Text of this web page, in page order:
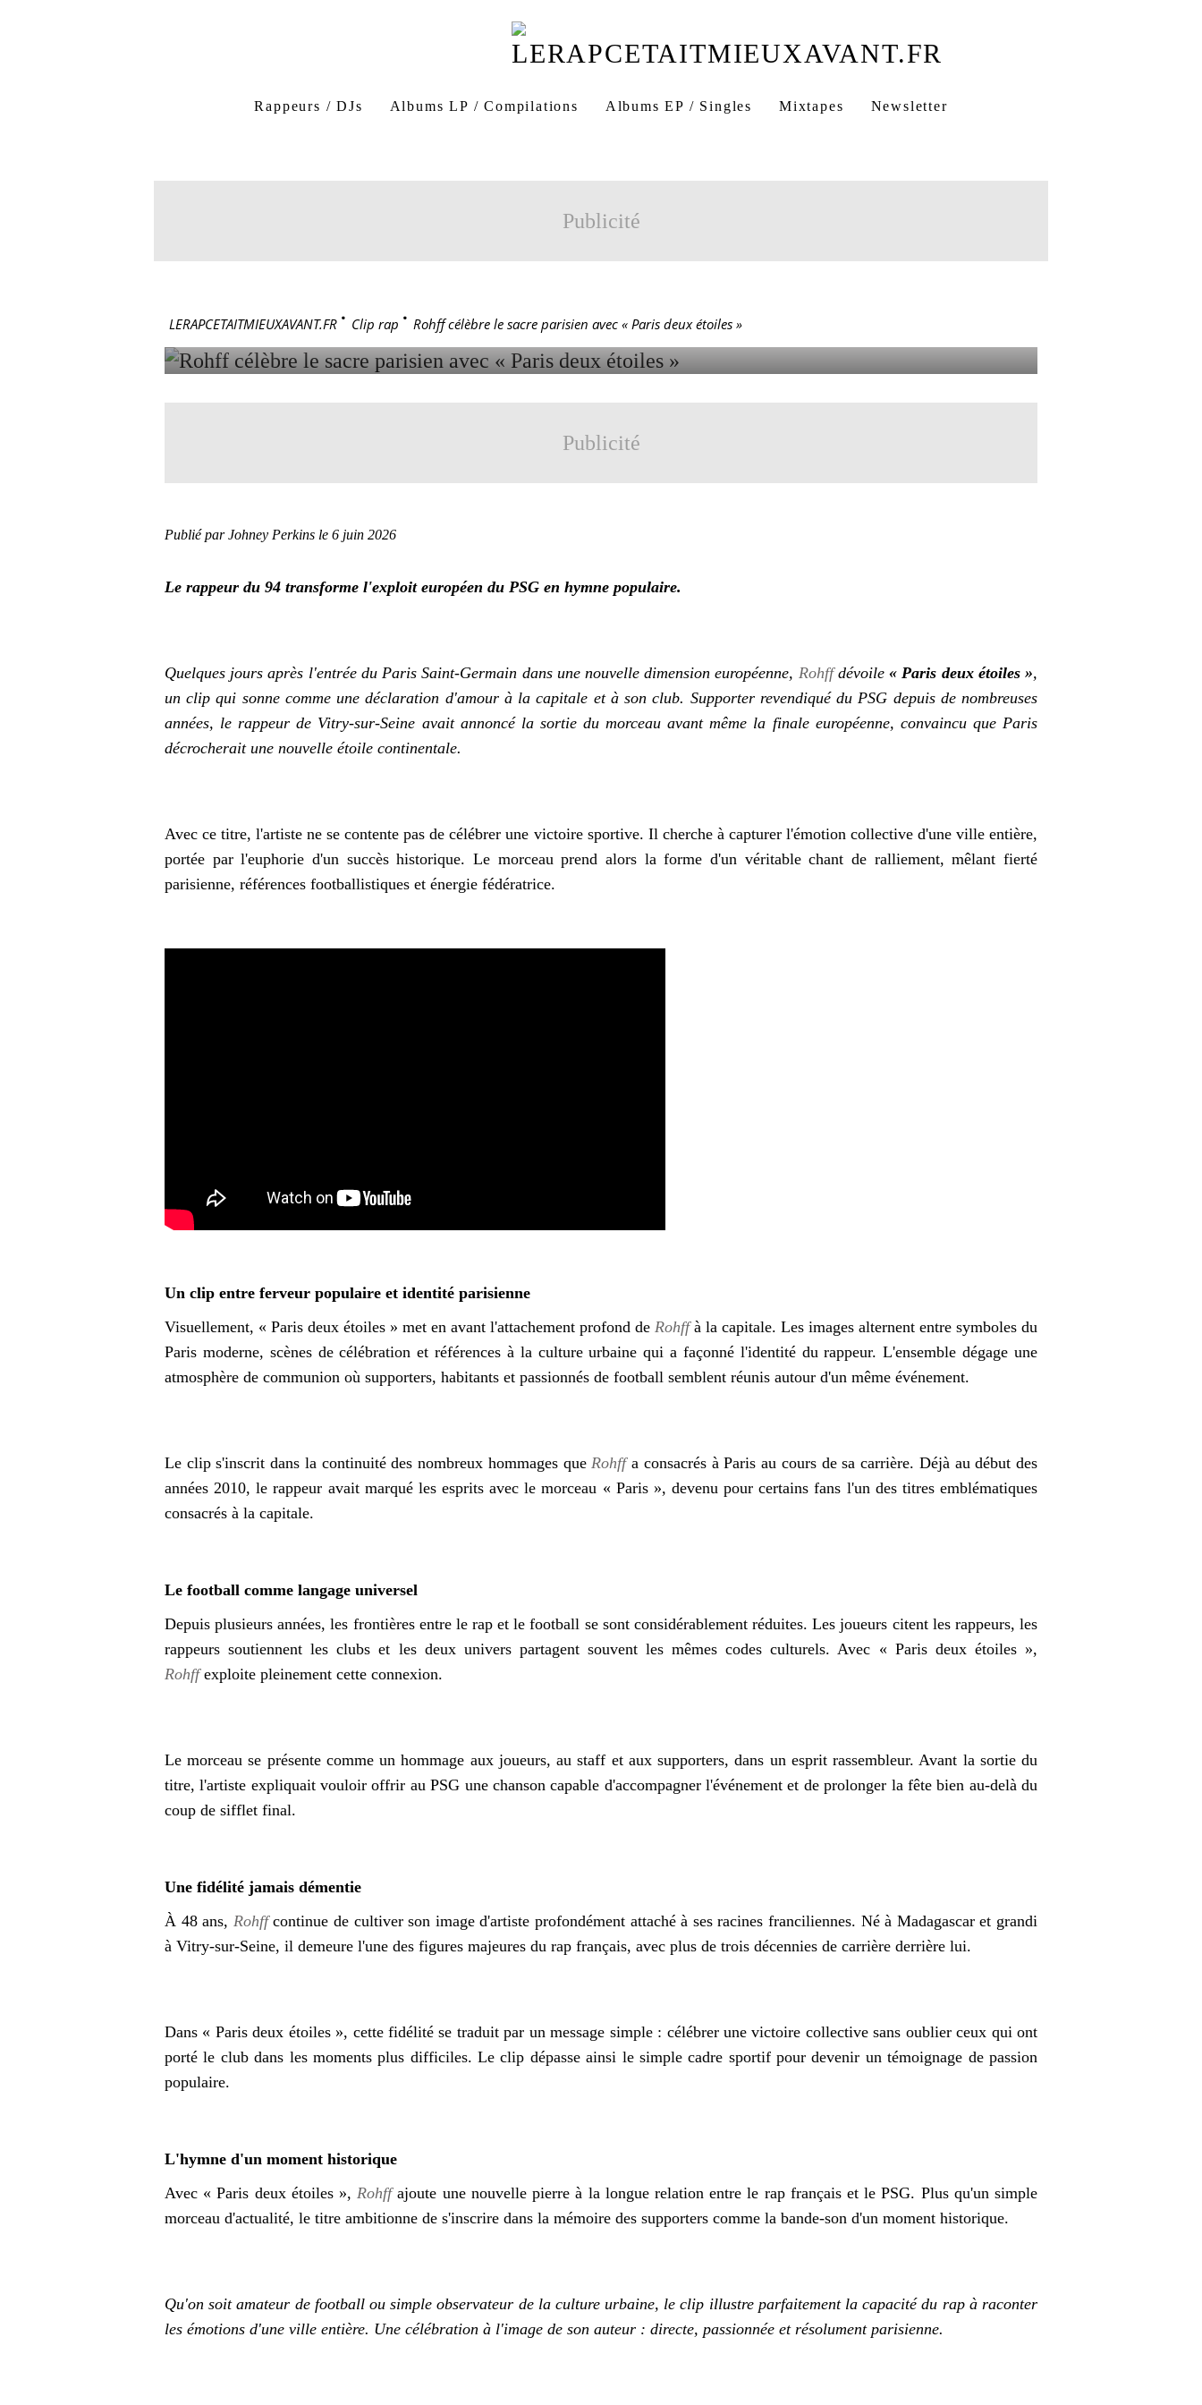
Rappeurs / DJs Albums LP / Compilations Albums EP / Singles Mixtapes Newsletter
Publicité
LERAPCETAITMIEUXAVANT.FR > Clip rap > Rohff célèbre le sacre parisien avec « Paris deux étoiles »
Paris deux étoiles Rohff
6 juin 2026
ROHFF CÉLÈBRE LE SACRE PARISIEN
Publicité
Publié par Johney Perkins le 6 juin 2026
Le rappeur du 94 transforme l'exploit européen du PSG en hymne populaire.
Quelques jours après l'entrée du Paris Saint-Germain dans une nouvelle dimension européenne, Rohffdévoile« Paris deux étoiles »,
un clip qui sonne comme une déclaration d'amour à la capitale et à son club. Supporter revendiqué du PSG depuis de nombreuses
années, le rappeur de Vitry-sur-Seine avait annoncé la sortie du morceau avant même la finale européenne, convaincu que Paris
décrocherait une nouvelle étoile continentale.
Avec ce titre, l'artiste ne se contente pas de célébrer une victoire sportive. Il cherche à capturer l'émotion collective d'une ville entière,
portée par l'euphorie d'un succès historique. Le morceau prend alors la forme d'un véritable chant de ralliement, mêlant fierté
parisienne, références footballistiques et énergie fédératrice.
Un clip entre ferveur populaire et identité parisienne
Visuellement, « Paris deux étoiles » met en avant l'attachement profond de Rohff à la capitale. Les images alternent entre symboles du
Paris moderne, scènes de célébration et références à la culture urbaine qui a façonné l'identité du rappeur. L'ensemble dégage une
atmosphère de communion où supporters, habitants et passionnés de football semblent réunis autour d'un même événement.
Le clip s'inscrit dans la continuité des nombreux hommages queRohff a consacrés à Paris au cours de sa carrière. Déjà au début des
années 2010, le rappeur avait marqué les esprits avec le morceau « Paris », devenu pour certains fans l'un des titres emblématiques
consacrés à la capitale.
Le football comme langage universel
Depuis plusieurs années, les frontières entre le rap et le football se sont considérablement réduites. Les joueurs citent les rappeurs, les
rappeurs soutiennent les clubs et les deux univers partagent souvent les mêmes codes culturels. Avec « Paris deux étoiles »,
Rohff exploite pleinement cette connexion.
Le morceau se présente comme un hommage aux joueurs, au staff et aux supporters, dans un esprit rassembleur. Avant la sortie du
titre, l'artiste expliquait vouloir offrir au PSG une chanson capable d'accompagner l'événement et de prolonger la fête bien au-delà du
coup de sifflet final.
Une fidélité jamais démentie
À 48 ans, Rohff continue de cultiver son image d'artiste profondément attaché à ses racines franciliennes. Né à Madagascar et grandi
à Vitry-sur-Seine, il demeure l'une des figures majeures du rap français, avec plus de trois décennies de carrière derrière lui.
Dans « Paris deux étoiles », cette fidélité se traduit par un message simple : célébrer une victoire collective sans oublier ceux qui ont
porté le club dans les moments plus difficiles. Le clip dépasse ainsi le simple cadre sportif pour devenir un témoignage de passion
populaire.
L'hymne d'un moment historique
Avec « Paris deux étoiles »,Rohff ajoute une nouvelle pierre à la longue relation entre le rap français et le PSG. Plus qu'un simple
morceau d'actualité, le titre ambitionne de s'inscrire dans la mémoire des supporters comme la bande-son d'un moment historique.
Qu'on soit amateur de football ou simple observateur de la culture urbaine, le clip illustre parfaitement la capacité du rap à raconter
les émotions d'une ville entière. Une célébration à l'image de son auteur : directe, passionnée et résolument parisienne.